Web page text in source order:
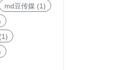
md豆传媒(1)
(1)